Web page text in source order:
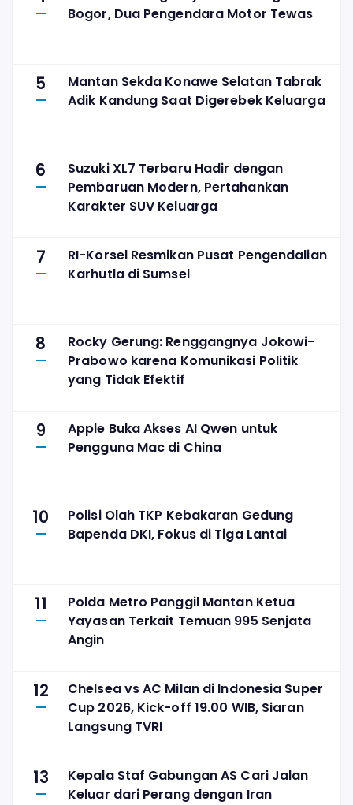
Bogor, Dua Pengendara Motor Tewas
5
Mantan Sekda Konawe Selatan Tabrak
Adik Kandung Saat Digerebek Keluarga
6
Suzuki XL7 Terbaru Hadir dengan
Pembaruan Modern, Pertahankan
Karakter SUV Keluarga
7
RI-Korsel Resmikan Pusat Pengendalian
Karhutla di Sumsel
8
Rocky Gerung: Renggangnya Jokowi-
Prabowo karena Komunikasi Politik
yang Tidak Efektif
9
Apple Buka Akses AI Qwen untuk
Pengguna Mac di China
10
Polisi Olah TKP Kebakaran Gedung
Bapenda DKI, Fokus di Tiga Lantai
11
Polda Metro Panggil Mantan Ketua
Yayasan Terkait Temuan 995 Senjata
Angin
12
Chelsea vs AC Milan di Indonesia Super
Cup 2026, Kick-off 19.00 WIB, Siaran
Langsung TVRI
13
Kepala Staf Gabungan AS Cari Jalan
Keluar dari Perang dengan Iran